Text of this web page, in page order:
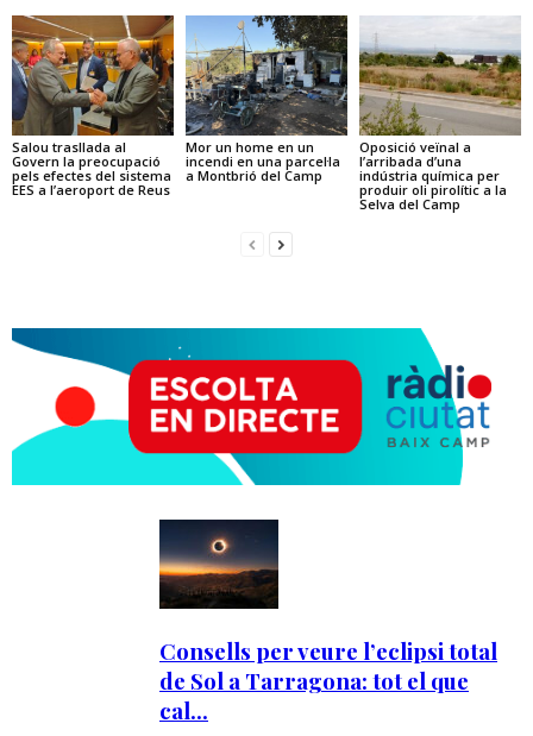
Salou trasllada al
Govern la preocupació
pels efectes del sistema
EES a l’aeroport de Reus
Mor un home en un
incendi en una parcel·la
a Montbrió del Camp
Oposició veïnal a
l’arribada d’una
indústria química per
produir oli pirolític a la
Selva del Camp